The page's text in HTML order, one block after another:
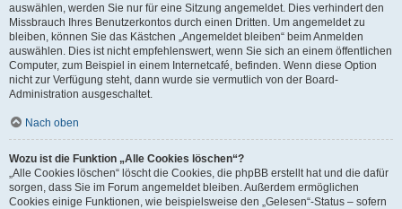
auswählen, werden Sie nur für eine Sitzung angemeldet. Dies verhindert den
Missbrauch Ihres Benutzerkontos durch einen Dritten. Um angemeldet zu
bleiben, können Sie das Kästchen „Angemeldet bleiben“ beim Anmelden
auswählen. Dies ist nicht empfehlenswert, wenn Sie sich an einem öffentlichen
Computer, zum Beispiel in einem Internetcafé, befinden. Wenn diese Option
nicht zur Verfügung steht, dann wurde sie vermutlich von der Board-
Administration ausgeschaltet.
Nach oben
Wozu ist die Funktion „Alle Cookies löschen“?
„Alle Cookies löschen“ löscht die Cookies, die phpBB erstellt hat und die dafür
sorgen, dass Sie im Forum angemeldet bleiben. Außerdem ermöglichen
Cookies einige Funktionen, wie beispielsweise den „Gelesen“-Status – sofern